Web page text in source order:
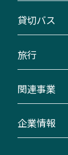
路線バスの
三重交通
ダイヤ改
迂回・休止
臨時バス
伊勢二見鳥
「みえブ
南紀・
伊賀～名古
南紀～
湯の山温
桑名・長
（休止中）
貸切バス
貸切バス
お問い合わ
旅行
貸切バス団
美し国周遊
関連事業
自家用自動
企業情報